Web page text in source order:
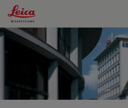
Leica Microsystems Logo